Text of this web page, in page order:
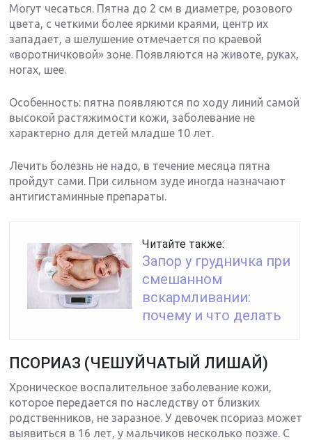
Могут чесаться. Пятна до 2 см в диаметре, розового
цвета, с четкими более яркими краями, центр их
западает, а шелушение отмечается по краевой
«воротничковой» зоне. Появляются на животе, руках,
ногах, шее.
Особенность: пятна появляются по ходу линий самой
высокой растяжимости кожи, заболевание не
характерно для детей младше 10 лет.
Лечить болезнь не надо, в течение месяца пятна
пройдут сами. При сильном зуде иногда назначают
антигистаминные препараты.
Читайте также:
Запор у грудничка при
смешанном
вскармливании:
почему и что делать
ПСОРИАЗ (ЧЕШУЙЧАТЫЙ ЛИШАЙ)
Хроническое воспалительное заболевание кожи,
которое передается по наследству от близких
родственников, не заразное. У девочек псориаз может
выявиться в 16 лет, у мальчиков несколько позже. С